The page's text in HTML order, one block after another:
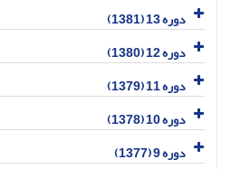
دوره 13 (1381)
دوره 12 (1380)
دوره 11 (1379)
دوره 10 (1378)
دوره 9 (1377)